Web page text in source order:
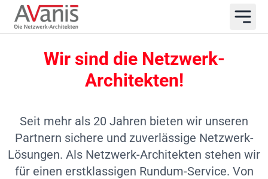
Wir sind die Netzwerk-
Architekten!
Seit mehr als 20 Jahren bieten wir unseren
Partnern sichere und zuverlässige Netzwerk-
Lösungen. Als Netzwerk-Architekten stehen wir
für einen erstklassigen Rundum-Service. Von